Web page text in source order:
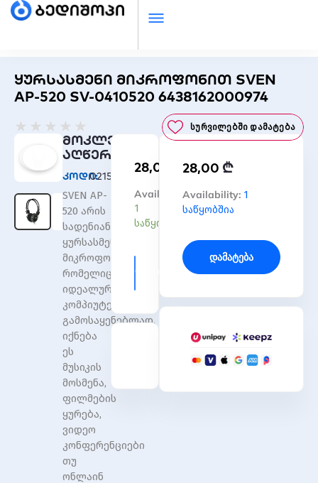
ყურსასმენი მიკროფონით SVEN
AP-520 SV-0410520 6438162000974
★ ★ ★ ★ ★
0
out
5
Სურვილებში Დამატება
მოკლე
აღწერა
კოდი:02153
SVEN AP-
520 არის
სადენიანი
ყურსასმენი
მიკროფონით,
რომელიც
იდეალურია
კომპიუტერთან
გამოსაყენებლად,
იქნება
ეს
მუსიკის
მოსმენა,
ფილმების
ყურება,
ვიდეო
კონფერენციები
თუ
ონლაინ
28,00 ₾
Availability:
1
საწყობშია
რაოდენობა:
ყურსასმენი
მიკროფონით
0410520
6438162000974
Დამატება
28,00 ₾
Availability: 1
საწყობშია
რაოდენობა:
ყურსასმენი
AP-
520
6438162000974
Დამატება